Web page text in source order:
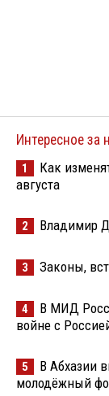
Интересное за
1
Как
августа
2 Владимир
3 Законы,
4
В МИД
войне с
5
В Абхазии
молодёжный